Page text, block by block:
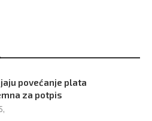
povećanje plata
za potpis